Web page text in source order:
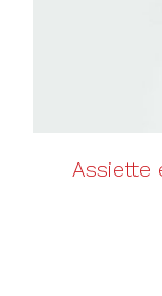
Assiette